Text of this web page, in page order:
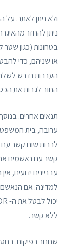
ולא ניתן לאתר. על
ניתן להחזר
בטחונות (כגון
או שניהם, כדי
הערבות נדרש
החוב לגבות את
ערובה, בית המשפט
לרבות שום קשר עם
קשר עם נאשמים
עבריינים ידועים,
למדינה. אם
ללא קשר.
שחרור בפיקוח.